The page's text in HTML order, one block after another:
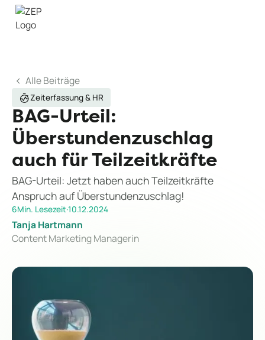
Alle Beiträge
Zeiterfassung & HR
BAG-Urteil:
Überstundenzuschlag
auch für Teilzeitkräfte
BAG-Urteil: Jetzt haben auch Teilzeitkräfte
Anspruch auf Überstundenzuschlag!
6Min. Lesezeit·10.12.2024
Tanja Hartmann
Content Marketing Managerin